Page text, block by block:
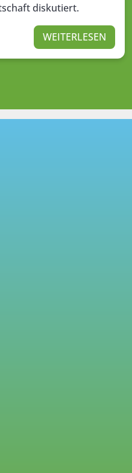
diskutiert.
WEITERLESEN